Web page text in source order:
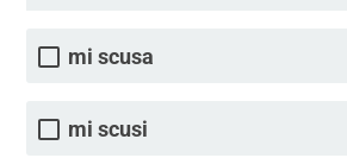
mi scusa
mi scusi